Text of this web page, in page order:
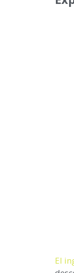
El